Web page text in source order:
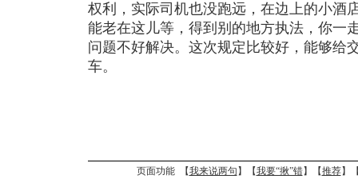
权利，实际司机也没跑远，在边上的小酒
能老在这儿等，得到别的地方执法，你一
问题不好解决。这次规定比较好，能够给
车。
页面功能 【我来说两句 】【我要“揪”错】【推荐】